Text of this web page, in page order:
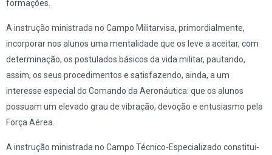
formações.
A instrução ministrada no Campo Militarvisa, primordialmente,
incorporar nos alunos uma mentalidade que os leve a aceitar, com
determinação, os postulados básicos da vida militar, pautando,
assim, os seus procedimentos e satisfazendo, ainda, a um
interesse especial do Comando da Aeronáutica: que os alunos
possuam um elevado grau de vibração, devoção e entusiasmo pela
Força Aérea.
A instrução ministrada no Campo Técnico-Especializado constitui-